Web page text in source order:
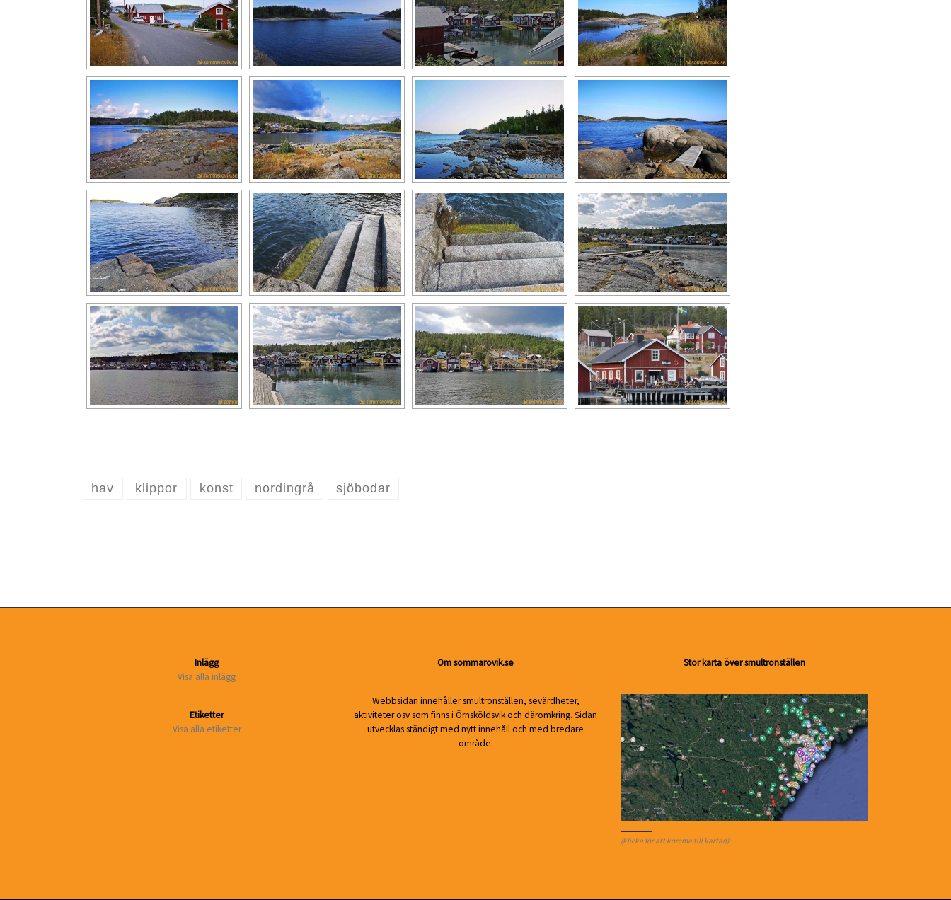
hav klippor konst nordingrå sjöbodar
Inlägg
Visa alla inlägg
Etiketter
Visa alla etiketter
Om sommarovik.se
Webbsidan innehåller smultronställen, sevärdheter,
aktiviteter osv som finns i Örnsköldsvik och däromkring. Sidan
utvecklas ständigt med nytt innehåll och med bredare
område.
Stor karta över smultronställen
(klicka för att komma till kartan)